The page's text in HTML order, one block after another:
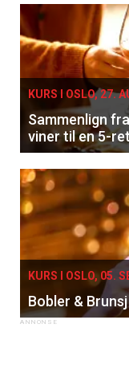
KURS I OSLO, 27.
Sammenlign
viner til en 5-
KURS I OSLO, 05.
Bobler & Brunsj